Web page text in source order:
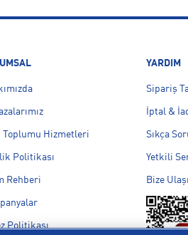
Toplumu Hizmetleri
Politikası
Rehberi
Politikası
YARDIM
Sipariş
İptal &
Sıkça
Yetkili
Bize